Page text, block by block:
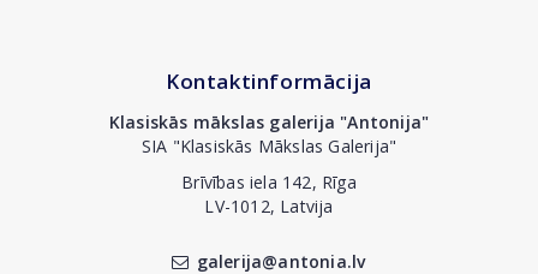
Kontaktinformācija
Klasiskās mākslas galerija "Antonija"
SIA "Klasiskās Mākslas Galerija"
Brīvības iela 142, Rīga
LV-1012, Latvija
galerija@antonia.lv